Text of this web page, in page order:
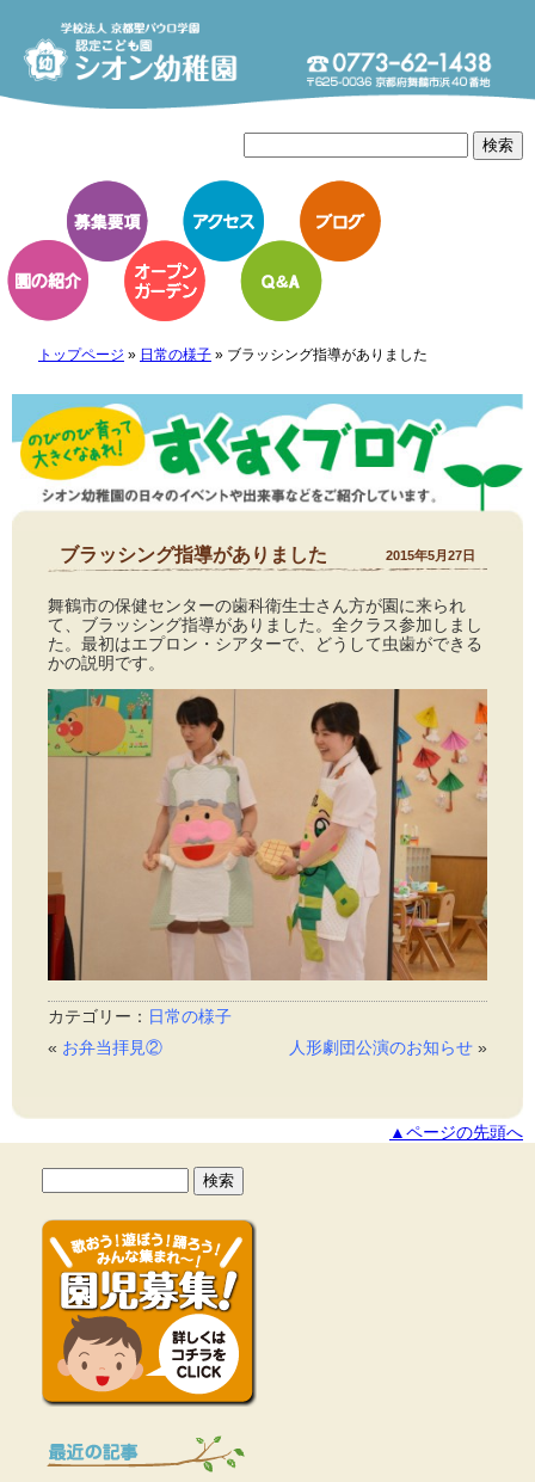
トップページ » 日常の様子» ブラッシング指導がありました
ブラッシング指導がありました 2015年5月27日
舞鶴市の保健センターの歯科衛生士さん方が園に来られ
て、ブラッシング指導がありました。全クラス参加しまし
た。最初はエプロン・シアターで、どうして虫歯ができる
かの説明です。
カテゴリー： 日常の様子
« お弁当拝見② 人形劇団公演のお知らせ »
▲ページの先頭へ